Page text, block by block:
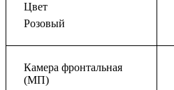
Цвет
Розовый
Камера фронтальная
(МП)